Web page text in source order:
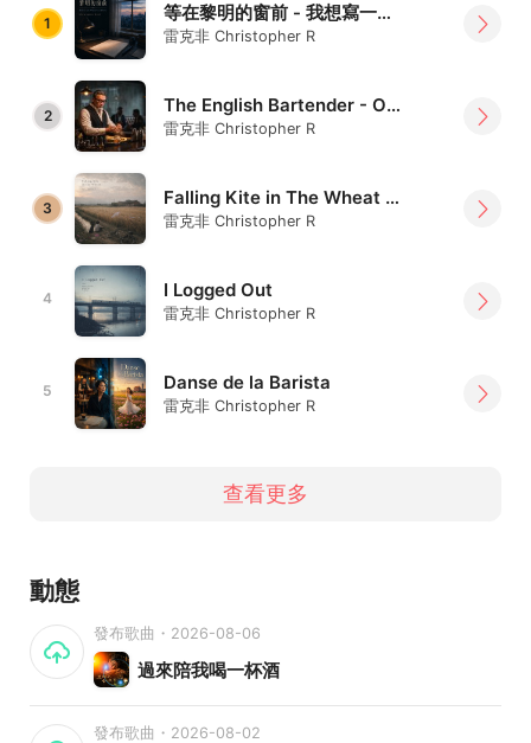
1 等在黎明的窗前 - 我想寫一首歌，給自己靜靜地唱
雷克非 Christopher R
2 The English Bartender - Old Fashioned Duet Revised
雷克非 Christopher R
3 Falling Kite in The Wheat (E)
雷克非 Christopher R
4 I Logged Out
雷克非 Christopher R
5 Danse de la Barista
雷克非 Christopher R
查看更多
動態
發布歌曲・2026-08-06
過來陪我喝一杯酒
發布歌曲・2026-08-02